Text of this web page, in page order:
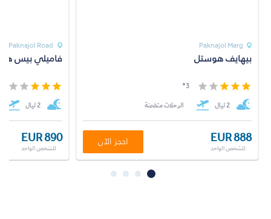
Paknajol Road
فاميلي بيس
2 ليال
EUR 890
للشخص الواحد
Paknajol Marg
بيهايف هوستل
3*
2 ليال الرحلات متضمنة
EUR 888
للشخص الواحد
احجز الآن